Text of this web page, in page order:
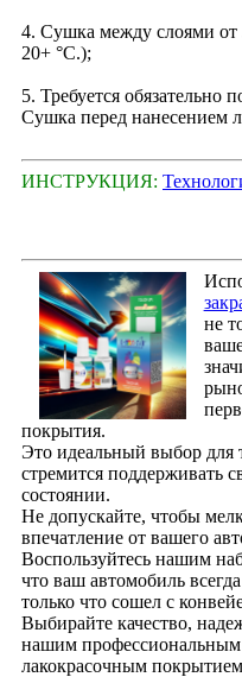
4. Сушка между слоями от
20+ °С.);
5. Требуется обязательно
Сушка перед нанесением
ИНСТРУКЦИЯ:
не
покрытия.
Это идеальный выбор для
стремится поддерживать
состоянии.
Не допускайте, чтобы
впечатление от вашего
Воспользуйтесь нашим
что ваш автомобиль
только что сошел с
Выбирайте качество,
нашим профессиональным
лакокрасочным